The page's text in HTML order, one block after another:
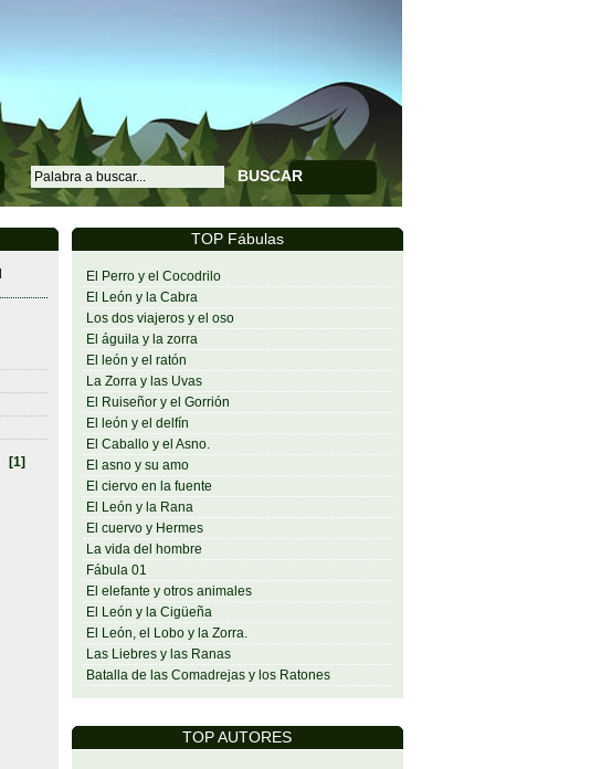
BUSCAR
TOP Fábulas
El Perro y el Cocodrilo
El León y la Cabra
Los dos viajeros y el oso
El águila y la zorra
El león y el ratón
La Zorra y las Uvas
El Ruiseñor y el Gorrión
El león y el delfín
El Caballo y el Asno.
El asno y su amo
El ciervo en la fuente
El León y la Rana
El cuervo y Hermes
La vida del hombre
Fábula 01
El elefante y otros animales
El León y la Cigüeña
El León, el Lobo y la Zorra.
Las Liebres y las Ranas
Batalla de las Comadrejas y los Ratones
TOP AUTORES
[1]